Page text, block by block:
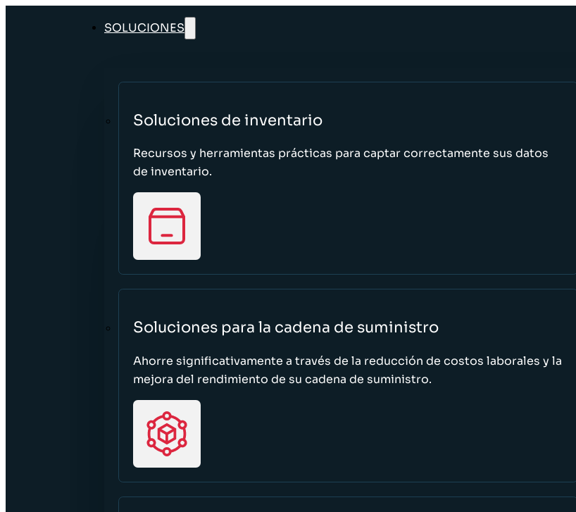
SOLUCIONES
Soluciones de inventario
Recursos y herramientas prácticas para captar correctamente sus datos
de inventario.
Soluciones para la cadena de suministro
Ahorre significativamente a través de la reducción de costos laborales y la
mejora del rendimiento de su cadena de suministro.